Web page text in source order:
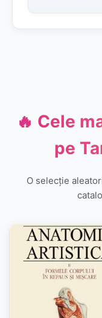
🔥 Cele
pe
O selecție